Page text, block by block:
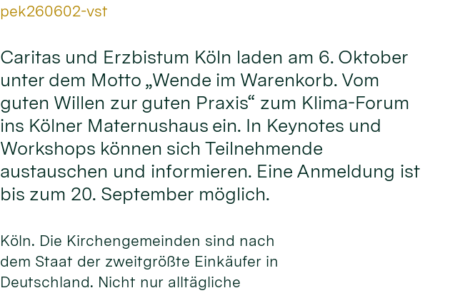
Von:
pek260602-vst
Caritas und Erzbistum Köln laden am 6. Oktober
unter dem Motto „Wende im Warenkorb. Vom
guten Willen zur guten Praxis“ zum Klima-Forum
ins Kölner Maternushaus ein. In Keynotes und
Workshops können sich Teilnehmende
austauschen und informieren. Eine Anmeldung ist
bis zum 20. September möglich.
Köln. Die Kirchengemeinden sind nach
dem Staat der zweitgrößte Einkäufer in
Deutschland. Nicht nur alltägliche